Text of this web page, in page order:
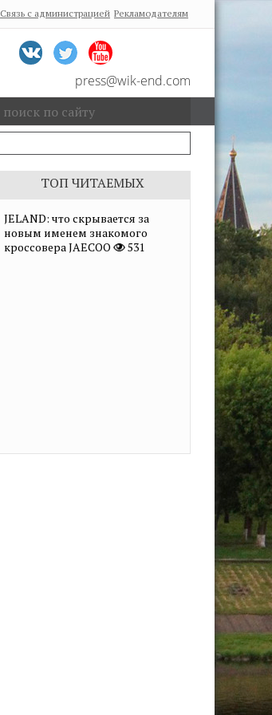
Связь с администрацией Рекламодателям
press@wik-end.com
ТОП ЧИТАЕМЫХ
JELAND: что скрывается за
новым именем знакомого
кроссовера JAECOO
531